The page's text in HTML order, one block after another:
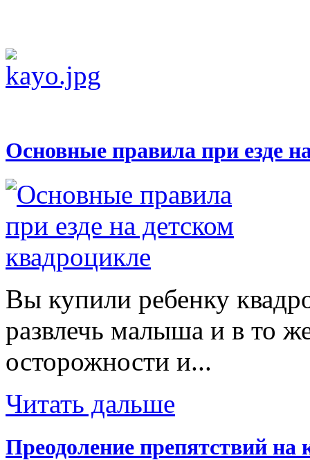
Основные правила при езде
Вы купили ребенку
развлечь малыша и в то
осторожности и...
Читать дальше
Преодоление препятствий на